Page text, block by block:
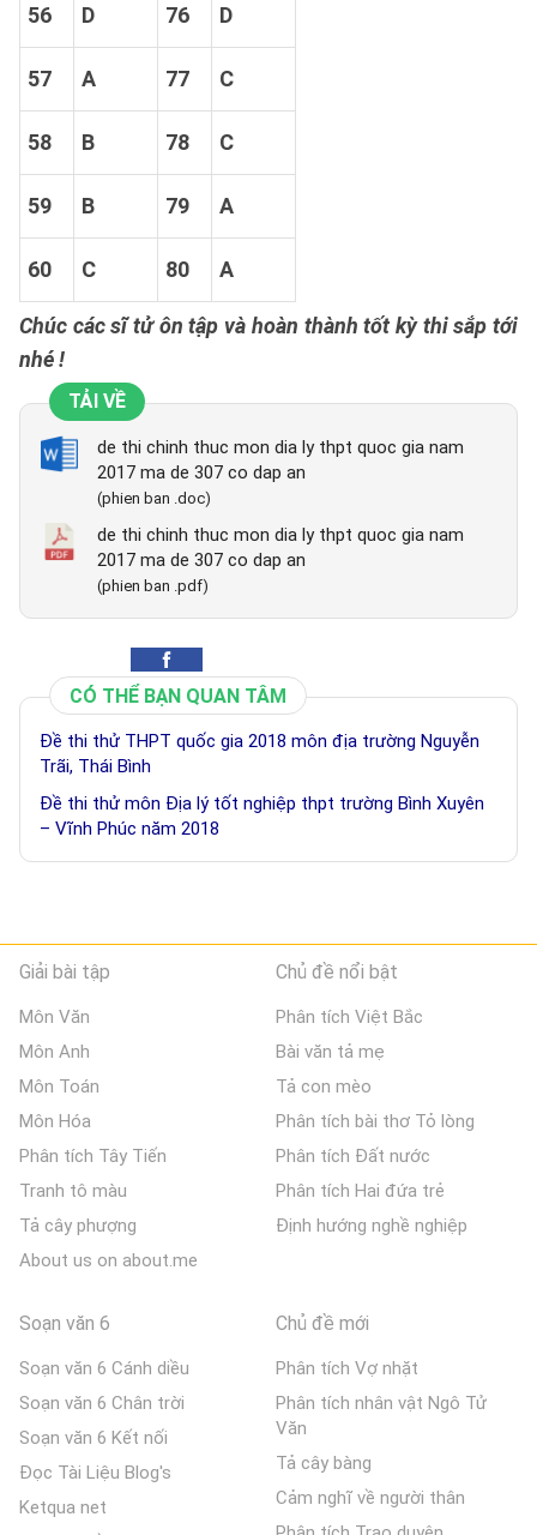
56 D 76 D
57 A 77 C
58 B 78 C
59 B 79 A
60 C 80 A
Chúc các sĩ tử ôn tập và hoàn thành tốt kỳ thi sắp tới
nhé !
TẢI VỀ
de thi chinh thuc mon dia ly thpt quoc gia nam
2017 ma de 307 co dap an
(phien ban .doc)
de thi chinh thuc mon dia ly thpt quoc gia nam
2017 ma de 307 co dap an
(phien ban .pdf)
CÓ THỂ BẠN QUAN TÂM
Đề thi thử THPT quốc gia 2018 môn địa trường Nguyễn
Trãi, Thái Bình
Đề thi thử môn Địa lý tốt nghiệp thpt trường Bình Xuyên
– Vĩnh Phúc năm 2018
Giải bài tập
Môn Văn
Môn Anh
Môn Toán
Môn Hóa
Phân tích Tây Tiến
Tranh tô màu
Tả cây phượng
About us on about.me
Chủ đề nổi bật
Phân tích Việt Bắc
Bài văn tả mẹ
Tả con mèo
Phân tích bài thơ Tỏ lòng
Phân tích Đất nước
Phân tích Hai đứa trẻ
Định hướng nghề nghiệp
Soạn văn 6
Soạn văn 6 Cánh diều
Soạn văn 6 Chân trời
Soạn văn 6 Kết nối
Đọc Tài Liệu Blog's
Ketqua net
Chủ đề mới
Phân tích Vợ nhặt
Phân tích nhân vật Ngô Tử
Văn
Tả cây bàng
Cảm nghĩ về người thân